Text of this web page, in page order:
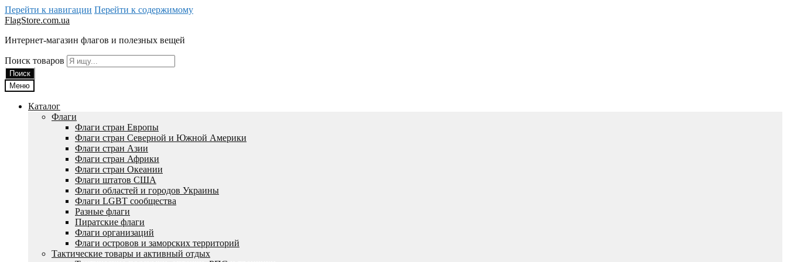
Перейти к навигации Перейти к содержимому
FlagStore.com.ua
Интернет-магазин флагов и полезных вещей
Поиск товаров
Поиск
Меню
Каталог
Флаги
Флаги стран Европы
Флаги стран Северной и Южной Америки
Флаги стран Азии
Флаги стран Африки
Флаги стран Океании
Флаги штатов США
Флаги областей и городов Украины
Флаги LGBT сообщества
Разные флаги
Пиратские флаги
Флаги организаций
Флаги островов и заморских территорий
Тактические товары и активный отдых